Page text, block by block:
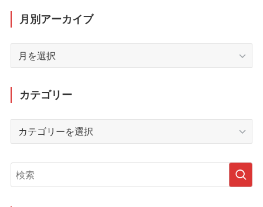
月別アーカイブ
イ
ブ
カテゴリー
リ
ー